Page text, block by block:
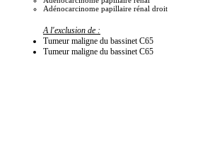
Adénocarcinome papillaire rénal droit
A l'exclusion de :
Tumeur maligne du bassinet C65
Tumeur maligne du bassinet C65